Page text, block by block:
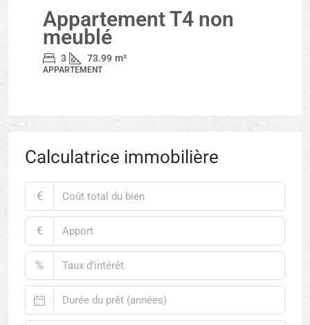
Appartement T4 non
meublé
3 73.99 m²
APPARTEMENT
Calculatrice immobilière
€
€
%